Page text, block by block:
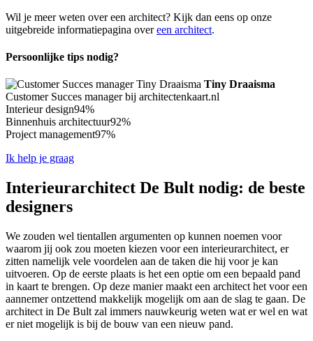
Wil je meer weten over een architect? Kijk dan eens op onze
uitgebreide informatiepagina overeen architect.
Persoonlijke tips nodig?
Tiny Draaisma
Customer Succes manager bij architectenkaart.nl
Interieur design94%
Binnenhuis architectuur92%
Project management97%
Ik help je graag
Interieurarchitect De Bult nodig: de beste
designers
We zouden wel tientallen argumenten op kunnen noemen voor
waarom jij ook zou moeten kiezen voor een interieurarchitect, er
zitten namelijk vele voordelen aan de taken die hij voor je kan
uitvoeren. Op de eerste plaats is het een optie om een bepaald pand
in kaart te brengen. Op deze manier maakt een architect het voor een
aannemer ontzettend makkelijk mogelijk om aan de slag te gaan. De
architect in De Bult zal immers nauwkeurig weten wat er wel en wat
er niet mogelijk is bij de bouw van een nieuw pand.